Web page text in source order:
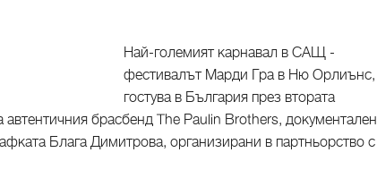
Най-големият карнавал в САЩ -
фестивалът Марди Гра в Ню Орлиънс,
гостува в България през втората
автентичния брасбенд The Paulin Brothers, документален
Блага Димитрова, организирани в партньорство с